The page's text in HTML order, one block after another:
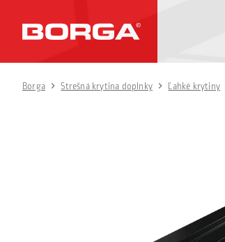
Borga Strešná krytina doplnky Ľahké krytiny